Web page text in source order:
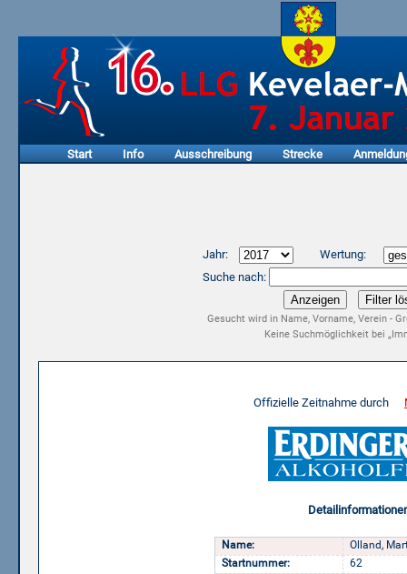
Start Info Ausschreibung Strecke
Jahr:
Wertung:
Suche nach:
Gesucht wird in Name, Vorname, Verein -
Keine Suchmöglichkeit bei
Offizielle Zeitnahme durch
Name:
Olland,
Startnummer:
62